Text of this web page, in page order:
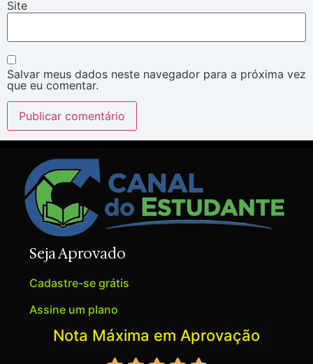
Site
Salvar meus dados neste navegador para a próxima vez
que eu comentar.
Seja Aprovado
Cadastre-se grátis
Assine um plano
Nota Máxima em Aprovação